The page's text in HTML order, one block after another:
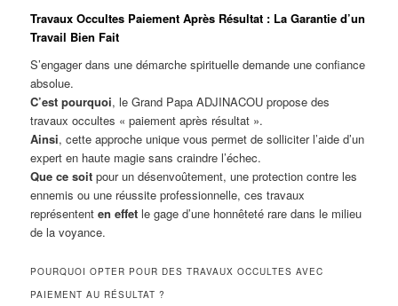
Travaux Occultes Paiement Après Résultat : La Garantie d’un
Travail Bien Fait
S’engager dans une démarche spirituelle demande une confiance
absolue.
C’est pourquoi, le Grand Papa ADJINACOU propose des
travaux occultes « paiement après résultat ».
Ainsi, cette approche unique vous permet de solliciter l’aide d’un
expert en haute magie sans craindre l’échec.
Que ce soit pour un désenvoûtement, une protection contre les
ennemis ou une réussite professionnelle, ces travaux
représententen effet le gage d’une honnêteté rare dans le milieu
de la voyance.
POURQUOI OPTER POUR DES TRAVAUX OCCULTES AVEC
PAIEMENT AU RÉSULTAT ?